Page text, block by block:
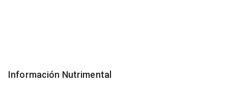
Información Nutrimental